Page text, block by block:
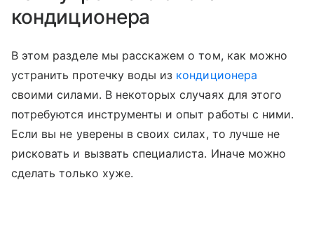
кондиционера
В этом разделе мы расскажем о том, как можно
устранить протечку воды из кондиционера
своими силами. В некоторых случаях для этого
потребуются инструменты и опыт работы с ними.
Если вы не уверены в своих силах, то лучше не
рисковать и вызвать специалиста. Иначе можно
сделать только хуже.